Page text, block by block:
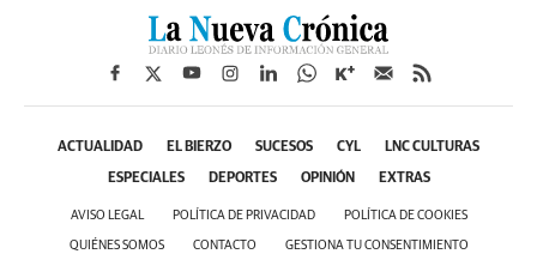
ACTUALIDAD EL BIERZO SUCESOS CYL LNC CULTURAS
ESPECIALES DEPORTES OPINIÓN EXTRAS
AVISO LEGAL POLÍTICA DE PRIVACIDAD POLÍTICA DE COOKIES
QUIÉNES SOMOS CONTACTO GESTIONA TU CONSENTIMIENTO